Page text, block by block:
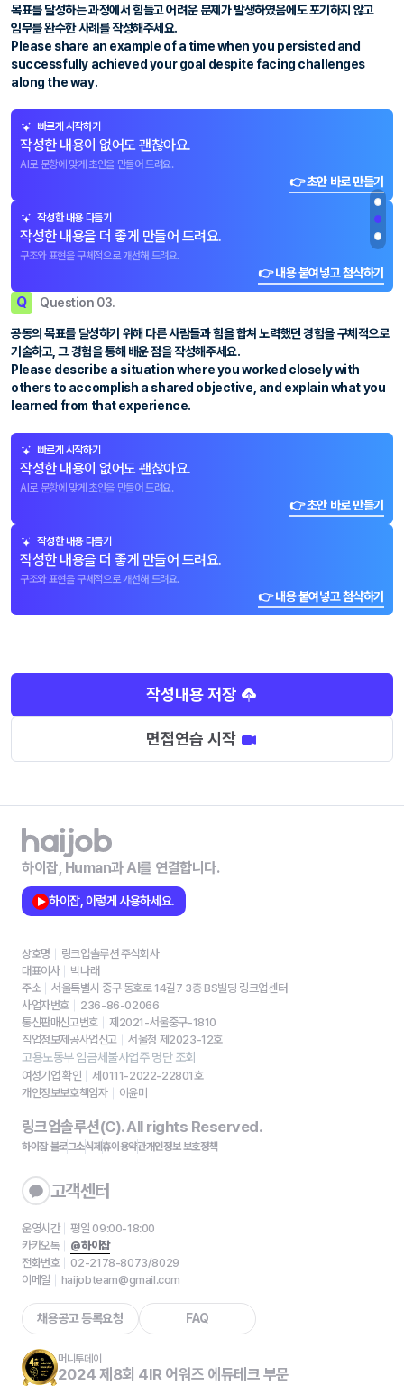
목표를 달성하는 과정에서 힘들고 어려운 문제가 발생하였음에도 포기하지 않고
임무를 완수한 사례를 작성해주세요.
Please share an example of a time when you persisted and
successfully achieved your goal despite facing challenges
along the way.
빠르게 시작하기
작성한 내용이 없어도 괜찮아요.
AI로 문항에 맞게 초안을 만들어 드려요.
👉 초안 바로 만들기
작성한 내용 다듬기
작성한 내용을 더 좋게 만들어 드려요.
구조와 표현을 구체적으로 개선해 드려요.
👉 내용 붙여넣고 첨삭하기
Q Question 03.
공동의 목표를 달성하기 위해 다른 사람들과 힘을 합쳐 노력했던 경험을 구체적으로
기술하고, 그 경험을 통해 배운 점을 작성해주세요.
Please describe a situation where you worked closely with
others to accomplish a shared objective, and explain what you
learned from that experience.
빠르게 시작하기
작성한 내용이 없어도 괜찮아요.
AI로 문항에 맞게 초안을 만들어 드려요.
👉 초안 바로 만들기
작성한 내용 다듬기
작성한 내용을 더 좋게 만들어 드려요.
구조와 표현을 구체적으로 개선해 드려요.
👉 내용 붙여넣고 첨삭하기
작성내용 저장
면접연습 시작
하이잡, Human과 AI를 연결합니다.
하이잡, 이렇게 사용하세요.
상호명
링크업솔루션 주식회사
대표이사
박나래
주소
서울특별시 중구 동호로 14길7 3층 BS빌딩 링크업센터
사업자번호
236-86-02066
통신판매신고번호
제2021-서울중구-1810
직업정보제공사업신고
서울청 제2023-12호
고용노동부 임금체불사업주 명단 조회
여성기업 확인
제0111-2022-22801호
개인정보보호책임자
이윤미
링크업솔루션(C). All rights Reserved.
하이잡 블로그소식제휴이용약관개인정보 보호정책
고객센터
운영시간
평일 09:00-18:00
카카오톡
@하이잡
전화번호
02-2178-8073/8029
이메일
haijobteam@gmail.com
채용공고 등록요청 FAQ
머니투데이
2024 제8회 4IR 어워즈 에듀테크 부문